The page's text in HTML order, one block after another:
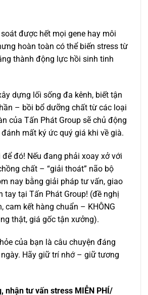
được hết mọi gene hay môi
hoàn toàn có thể biến stress từ
thành động lực hồi sinh tinh
dựng lối sống đa kênh, biết tận
– bồi bổ dưỡng chất từ các loại
của Tấn Phát Group sẽ chủ động
mất ký ức quý giá khi về già.
đó! Nếu đang phải xoay xở với
chất – “giải thoát” não bộ
nay bằng giải pháp tư vấn, giao
tay tại Tấn Phát Group! (đề nghị
cam kết hàng chuẩn – KHÔNG
thật, giá gốc tận xưởng).
của bạn là câu chuyện đáng
Hãy giữ trí nhớ – giữ tương
nhận tư vấn stress MIỄN PHÍ/